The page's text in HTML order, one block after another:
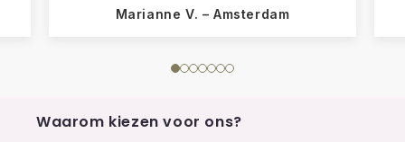
Marianne V. – Amsterdam
Waarom kiezen voor ons?